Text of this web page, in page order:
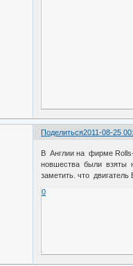
Поделиться2011-08-25
В Англии на фирме
новшества были взяты
заметить. что
0